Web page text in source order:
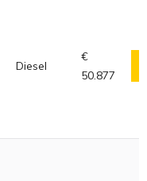
Diesel
€
50.877